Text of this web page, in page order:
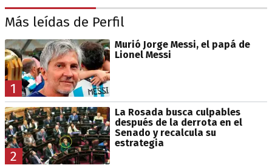
Más leídas de Perfil
1
Murió Jorge Messi, el papá de
Lionel Messi
2
La Rosada busca culpables
después de la derrota en el
Senado y recalcula su
estrategia